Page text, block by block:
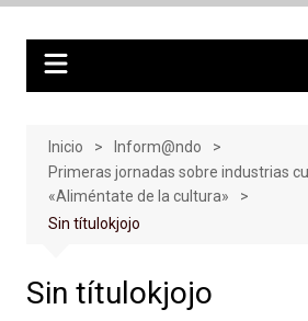
Inicio
Inform@ndo
Primeras jornadas sobre industrias
«Aliméntate de la cultura»
Sin títulokjojo
Sin títulokjojo